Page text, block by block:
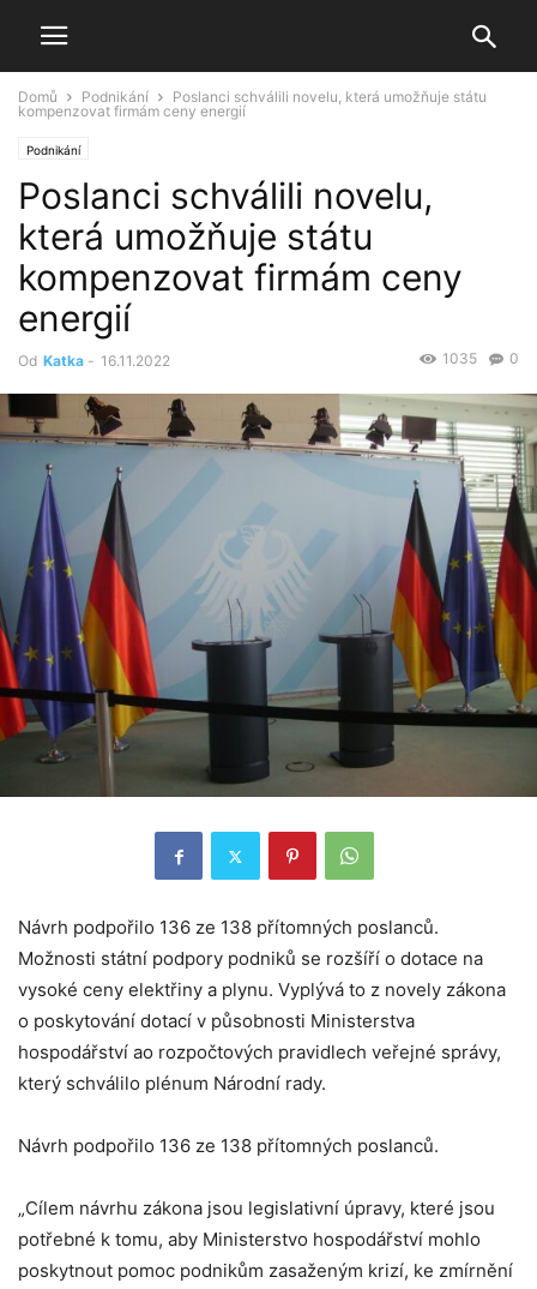
Domů Podnikání
Poslanci schválili novelu, která umožňuje státu
kompenzovat firmám ceny energií
Podnikání
Poslanci schválili novelu,
která umožňuje státu
kompenzovat firmám ceny
energií
Od Katka - 16.11.2022 0
1035
Návrh podpořilo 136 ze 138 přítomných poslanců.
Možnosti státní podpory podniků se rozšíří o dotace na
vysoké ceny elektřiny a plynu. Vyplývá to z novely zákona
o poskytování dotací v působnosti Ministerstva
hospodářství ao rozpočtových pravidlech veřejné správy,
který schválilo plénum Národní rady.
Návrh podpořilo 136 ze 138 přítomných poslanců.
„Cílem návrhu zákona jsou legislativní úpravy, které jsou
potřebné k tomu, aby Ministerstvo hospodářství mohlo
poskytnout pomoc podnikům zasaženým krizí, ke zmírnění